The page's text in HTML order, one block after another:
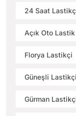
24 Saat
Açık Oto Lastik
Florya Lastikçi
Güneşli Lastikçi
Gürman